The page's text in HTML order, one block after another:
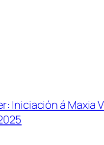
Iniciación á Maxia